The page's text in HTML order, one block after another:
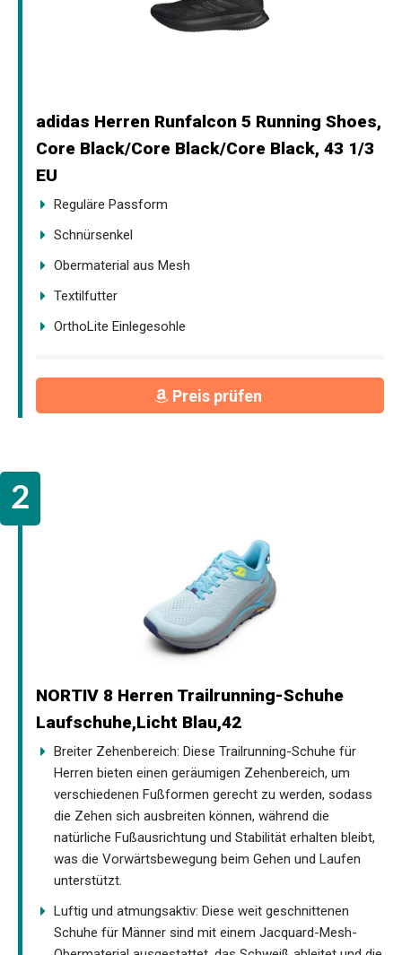
adidas Herren Runfalcon 5 Running Shoes,
Core Black/Core Black/Core Black, 43 1/3
EU
Reguläre Passform
Schnürsenkel
Obermaterial aus Mesh
Textilfutter
OrthoLite Einlegesohle
Preis prüfen
NORTIV 8 Herren Trailrunning-Schuhe
Laufschuhe,Licht Blau,42
Breiter Zehenbereich: Diese Trailrunning-Schuhe für
Herren bieten einen geräumigen Zehenbereich, um
verschiedenen Fußformen gerecht zu werden, sodass
die Zehen sich ausbreiten können, während die
natürliche Fußausrichtung und Stabilität erhalten bleibt,
was die Vorwärtsbewegung beim Gehen und Laufen
unterstützt.
Luftig und atmungsaktiv: Diese weit geschnittenen
Schuhe für Männer sind mit einem Jacquard-Mesh-